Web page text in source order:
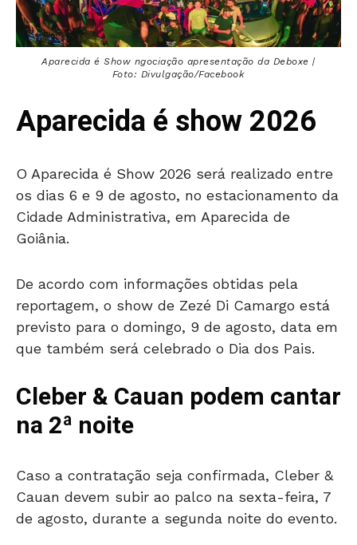
Aparecida é Show ngociação apresentação da Deboxe |
Foto: Divulgação/Facebook
Aparecida é show 2026
O Aparecida é Show 2026 será realizado entre
os dias 6 e 9 de agosto, no estacionamento da
Cidade Administrativa, em Aparecida de
Goiânia.
De acordo com informações obtidas pela
reportagem, o show de Zezé Di Camargo está
previsto para o domingo, 9 de agosto, data em
que também será celebrado o Dia dos Pais.
Cleber & Cauan podem cantar
na 2ª noite
Caso a contratação seja confirmada, Cleber &
Cauan devem subir ao palco na sexta-feira, 7
de agosto, durante a segunda noite do evento.